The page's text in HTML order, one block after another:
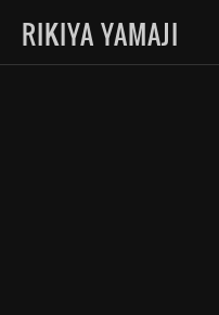
RIKIYA YAMAJI